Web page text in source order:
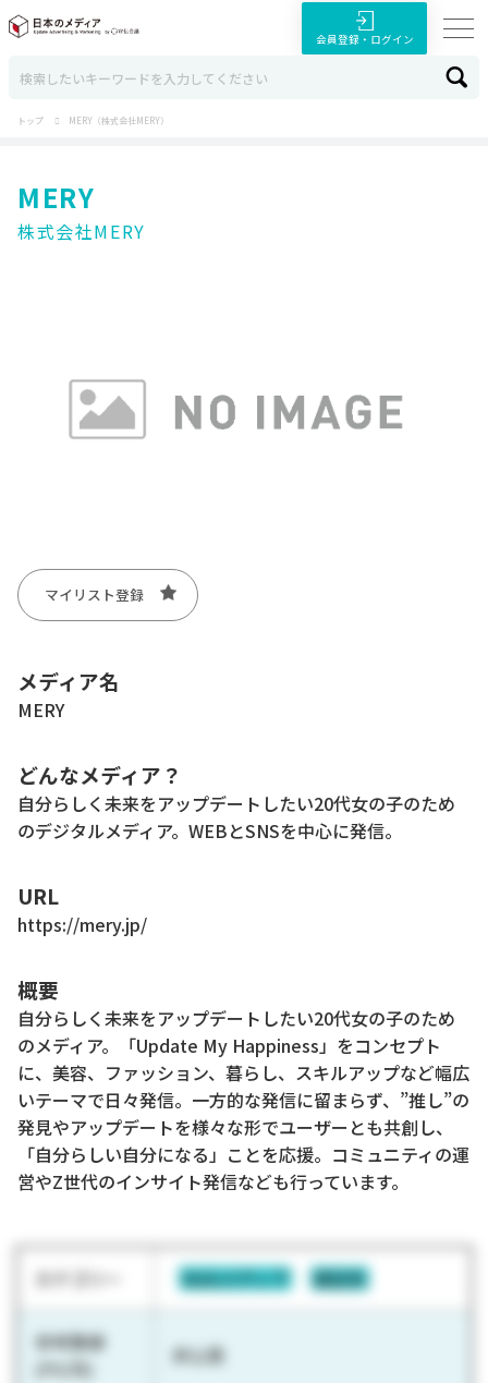
会員登録・ログイン
トップ MERY（株式会社MERY）
MERY
株式会社MERY
マイリスト登録
メディア名
MERY
どんなメディア？
自分らしく未来をアップデートしたい20代女の子のため
のデジタルメディア。WEBとSNSを中心に発信。
URL
https://mery.jp/
概要
自分らしく未来をアップデートしたい20代女の子のため
のメディア。「Update My Happiness」をコンセプト
に、美容、ファッション、暮らし、スキルアップなど幅広
いテーマで日々発信。一方的な発信に留まらず、”推し”の
発見やアップデートを様々な形でユーザーとも共創し、
「自分らしい自分になる」ことを応援。コミュニティの運
営やZ世代のインサイト発信なども行っています。
カテゴリー Webメディア 雑誌系
参考数値
(PV/月)
非公表